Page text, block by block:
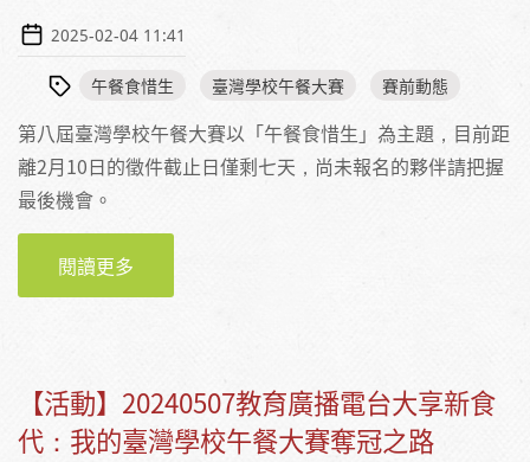
2025-02-04 11:41
午餐食惜生 臺灣學校午餐大賽 賽前動態
第八屆臺灣學校午餐大賽以「午餐食惜生」為主題，目前距
離2月10日的徵件截止日僅剩七天，尚未報名的夥伴請把握
最後機會。
閱讀更多
灣學校午餐大賽「午餐食惜生」
【活動】20240507教育廣播電台大享新食
代：我的臺灣學校午餐大賽奪冠之路